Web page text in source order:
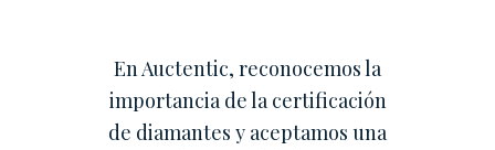
En Auctentic, reconocemos la
importancia de la certificación
de diamantes y aceptamos una